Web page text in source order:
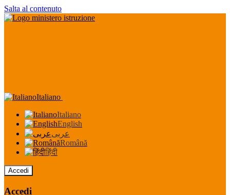
Salta al contenuto
Italiano
Italiano
English
عربى
Română
हिंदी
Accedi
Accedi